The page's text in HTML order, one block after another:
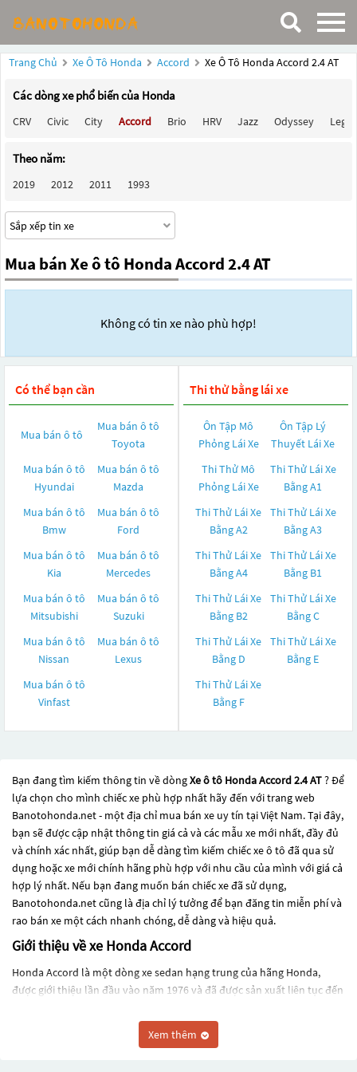
Trang Chủ Xe Ô Tô Honda Accord Xe Ô Tô Honda Accord 2.4 AT
Các dòng xe phổ biến của Honda
CRV Civic City Accord Brio HRV Jazz Odyssey
Theo năm:
2019 2012 2011 1993
Mua bán Xe ô tô Honda Accord 2.4 AT
Không có tin xe nào phù hợp!
Có thể bạn cần
Mua bán ô tô
Mua bán ô tô
Toyota
Mua bán ô tô
Hyundai
Mua bán ô tô
Mazda
Mua bán ô tô
Bmw
Mua bán ô tô
Ford
Mua bán ô tô
Kia
Mua bán ô tô
Mercedes
Mua bán ô tô
Mitsubishi
Mua bán ô tô
Suzuki
Mua bán ô tô
Nissan
Mua bán ô tô
Lexus
Mua bán ô tô
Vinfast
Thi thử bằng lái xe
Ôn Tập Mô
Phỏng Lái Xe
Ôn Tập Lý
Thuyết Lái Xe
Thi Thử Mô
Phỏng Lái Xe
Thi Thử Lái Xe
Bằng A1
Thi Thử Lái Xe
Bằng A2
Thi Thử Lái Xe
Bằng A3
Thi Thử Lái Xe
Bằng A4
Thi Thử Lái Xe
Bằng B1
Thi Thử Lái Xe
Bằng B2
Thi Thử Lái Xe
Bằng C
Thi Thử Lái Xe
Bằng D
Thi Thử Lái Xe
Bằng E
Thi Thử Lái Xe
Bằng F
Bạn đang tìm kiếm thông tin về dòngXe ô tô Honda Accord 2.4 AT? Để
lựa chọn cho mình chiếc xe phù hợp nhất hãy đến với trang web
Banotohonda.net - một địa chỉ mua bán xe uy tín tại Việt Nam. Tại đây,
bạn sẽ được cập nhật thông tin giá cả và các mẫu xe mới nhất, đầy đủ
và chính xác nhất, giúp bạn dễ dàng tìm kiếm chiếc xe ô tô đã qua sử
dụng hoặc xe mới chính hãng phù hợp với nhu cầu của mình với giá cả
hợp lý nhất. Nếu bạn đang muốn bán chiếc xe đã sử dụng,
Banotohonda.net cũng là địa chỉ lý tưởng để bạn đăng tin miễn phí và
rao bán xe một cách nhanh chóng, dễ dàng và hiệu quả.
Giới thiệu về xe Honda Accord
Honda Accord là một dòng xe sedan hạng trung của hãng Honda,
được giới thiệu lần đầu vào năm 1976 và đã được sản xuất liên tục đến
chạy nhất trên thị trường toàn cầu, đặc biệt là tại thị trường Bắc Mỹ.
Phiên bản hiện tại của Honda Accord được ra mắt vào năm 2018 và đã
Xem thêm